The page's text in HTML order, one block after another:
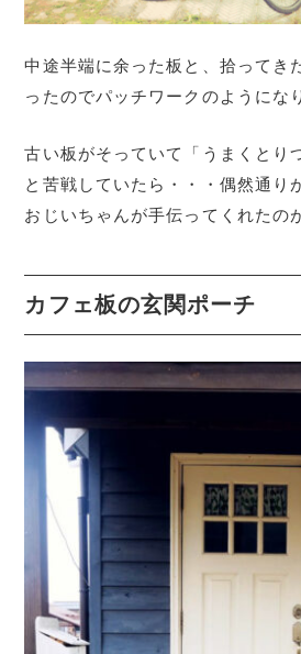
中途半端に余った板と、拾ってき
ったのでパッチワークのようにな
古い板がそっていて「うまくとり
と苦戦していたら・・・偶然通り
おじいちゃんが手伝ってくれたの
カフェ板の玄関ポーチ